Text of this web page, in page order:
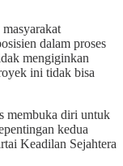
dalam proses
mengiginkan
ini tidak bisa
membuka diri untuk
kedua
Keadilan Sejahtera